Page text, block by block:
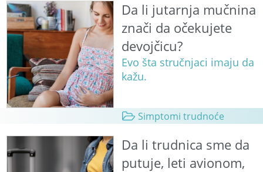
Da li jutarnja mučnina
znači da očekujete
devojčicu?
Evo šta stručnjaci imaju da
kažu.
Simptomi trudnoće
Da li trudnica sme da
putuje, leti avionom,